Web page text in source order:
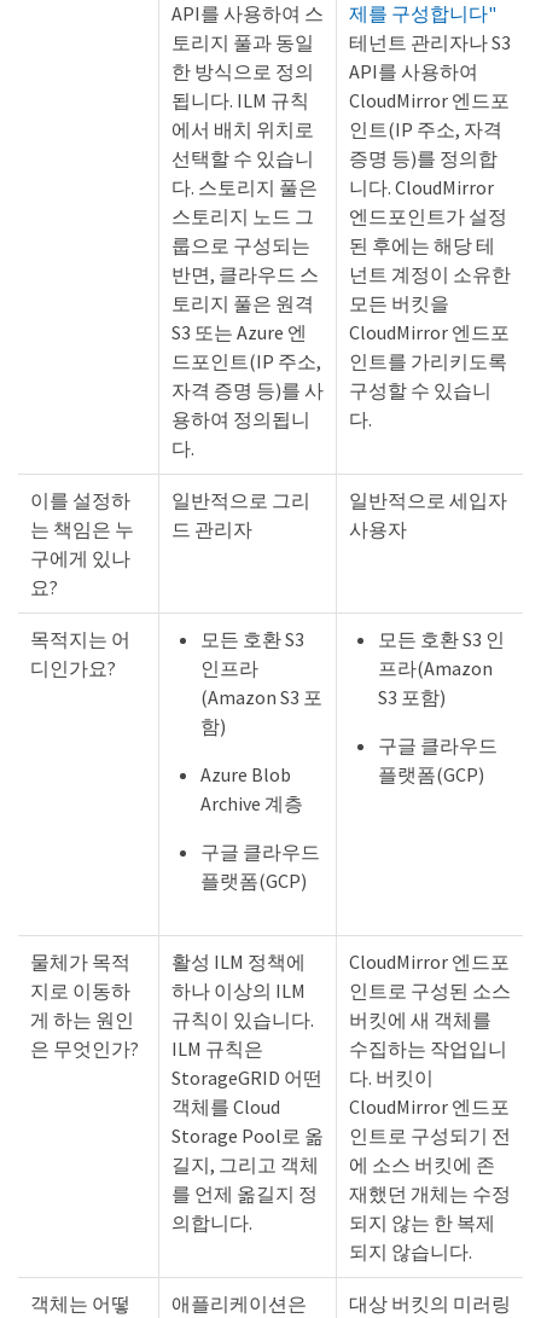
API를 사용하여 스
토리지 풀과 동일
한 방식으로 정의
됩니다. ILM 규칙
에서 배치 위치로
선택할 수 있습니
다. 스토리지 풀은
스토리지 노드 그
룹으로 구성되는
반면, 클라우드 스
토리지 풀은 원격
S3 또는 Azure 엔
드포인트(IP 주소,
자격 증명 등)를 사
용하여 정의됩니
다.
제를 구성합니다"
테넌트 관리자나 S3
API를 사용하여
CloudMirror 엔드포
인트(IP 주소, 자격
증명 등)를 정의합
니다. CloudMirror
엔드포인트가 설정
된 후에는 해당 테
넌트 계정이 소유한
모든 버킷을
CloudMirror 엔드포
인트를 가리키도록
구성할 수 있습니
다.
이를 설정하
는 책임은 누
구에게 있나
요?
일반적으로 그리
드 관리자
일반적으로 세입자
사용자
목적지는 어
디인가요?
모든 호환 S3
인프라
(Amazon S3 포
함)
Azure Blob
Archive 계층
구글 클라우드
플랫폼(GCP)
모든 호환 S3 인
프라(Amazon
S3 포함)
구글 클라우드
플랫폼(GCP)
물체가 목적
지로 이동하
게 하는 원인
은 무엇인가?
활성 ILM 정책에
하나 이상의 ILM
규칙이 있습니다.
ILM 규칙은
StorageGRID 어떤
객체를 Cloud
Storage Pool로 옮
길지, 그리고 객체
를 언제 옮길지 정
의합니다.
CloudMirror 엔드포
인트로 구성된 소스
버킷에 새 객체를
수집하는 작업입니
다. 버킷이
CloudMirror 엔드포
인트로 구성되기 전
에 소스 버킷에 존
재했던 개체는 수정
되지 않는 한 복제
되지 않습니다.
객체는 어떻
애플리케이션은
대상 버킷의 미러링